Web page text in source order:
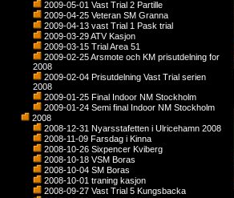
2009-05-01 Vast Trial 2 Partille
2009-04-25 Veteran SM Granna
2009-04-13 vast Trial 1 Pask trial
2009-03-29 ATV Kasjon
2009-03-15 Trial Area 51
2009-02-25 Arsmote och KM prisutdelning for
2008
2009-02-04 Prisutdelning Vast Trial serien
2008
2009-01-25 Final Indoor NM Stockholm
2009-01-24 Semi final Indoor NM Stockholm
2008
2008-12-31 Nyarsstafetten i Ulricehamn 2008
2008-11-09 Farsdag i Kinna
2008-10-26 Sixpencer Kviberg
2008-10-18 VSM Boras
2008-10-04 SM Boras
2008-10-01 traning kasjon
2008-09-27 Vast Trial 5 Kungsbacka